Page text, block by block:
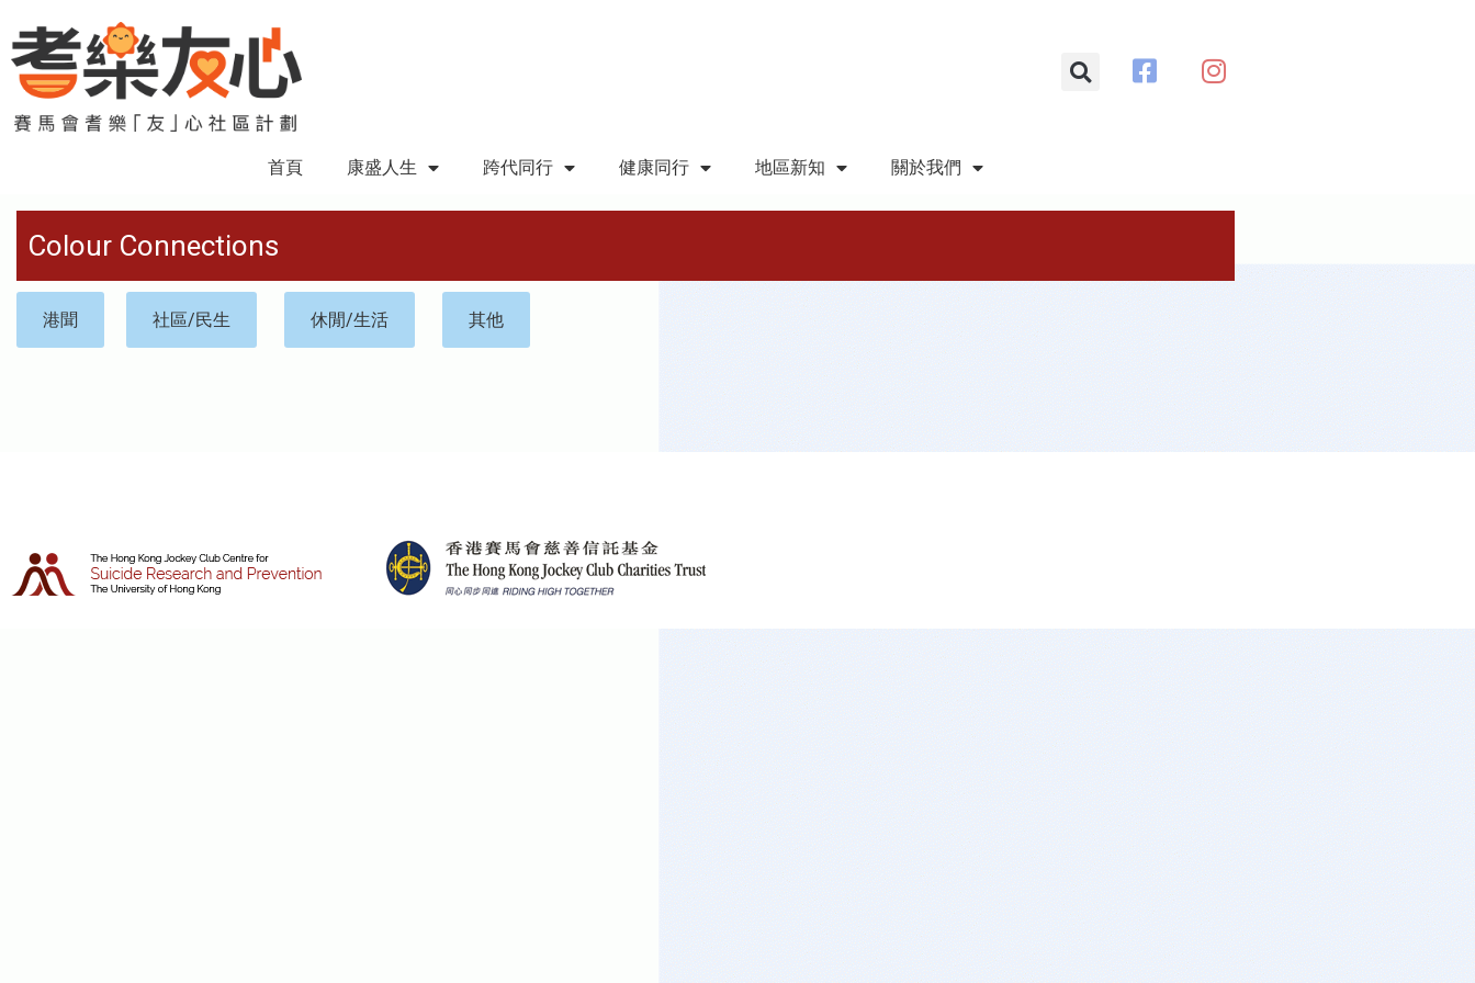
首頁 康盛人生 跨代同行 健康同行 地區新知 關於我們
Colour Connections
港聞 社區/民生 休閒/生活 其他